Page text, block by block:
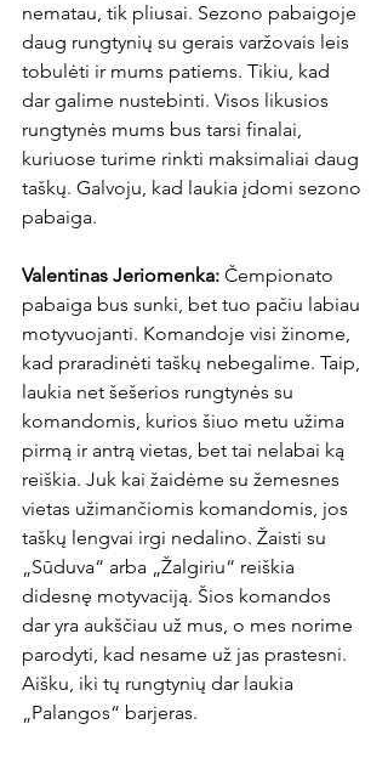
nematau, tik pliusai. Sezono pabaigoje
daug rungtynių su gerais varžovais leis
tobulėti ir mums patiems. Tikiu, kad
dar galime nustebinti. Visos likusios
rungtynės mums bus tarsi finalai,
kuriuose turime rinkti maksimaliai daug
taškų. Galvoju, kad laukia įdomi sezono
pabaiga.
Valentinas Jeriomenka: Čempionato
pabaiga bus sunki, bet tuo pačiu labiau
motyvuojanti. Komandoje visi žinome,
kad praradinėti taškų nebegalime. Taip,
laukia net šešerios rungtynės su
komandomis, kurios šiuo metu užima
pirmą ir antrą vietas, bet tai nelabai ką
reiškia. Juk kai žaidėme su žemesnes
vietas užimančiomis komandomis, jos
taškų lengvai irgi nedalino. Žaisti su
„Sūduva“ arba „Žalgiriu“ reiškia
didesnę motyvaciją. Šios komandos
dar yra aukščiau už mus, o mes norime
parodyti, kad nesame už jas prastesni.
Aišku, iki tų rungtynių dar laukia
„Palangos“ barjeras.